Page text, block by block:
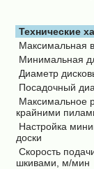
Технические
Максимальная
Минимальная
Диаметр
Посадочный
Максимальное
крайними
Настройка
доски
Скорость
шкивами, м/мин